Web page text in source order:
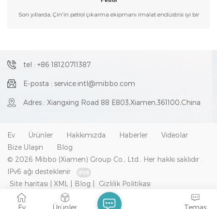
Son yıllarda, Çin'in petrol çıkarma ekipmanı imalat endüstrisi iyi bir
kaynağı, enerji tasarrufu ve çevre koruma gibi önemli bir pazar
tel : +86 18120711387
E-posta : service.intl@mibbo.com
Adres : Xiangxing Road 88 E803,Xiamen,361100,China
Ev Ürünler Hakkımızda Haberler
Videolar
Bize Ulaşın
Blog
© 2026 Mibbo (Xiamen) Group Co., Ltd.. Her hakkı saklıdır .
IPv6 ağı desteklenir
Site haritası
XML Blog Gizlilik Politikası
Ev Ürünler Temas